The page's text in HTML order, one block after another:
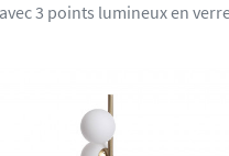
3 points lumineux en